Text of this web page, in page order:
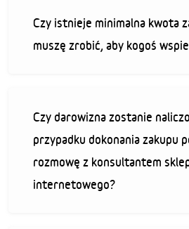
Czy istnieje minimalna kwota
muszę zrobić, aby kogoś
Czy darowizna zostanie
przypadku dokonania zakupu
rozmowę z konsultantem
internetowego?